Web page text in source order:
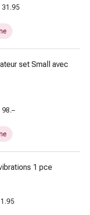
31.95
set Small avec
98.–
1 pce